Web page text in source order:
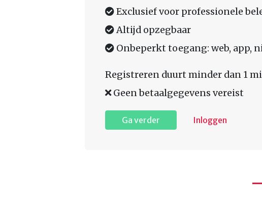
Exclusief voor professionele
Altijd opzegbaar
Onbeperkt toegang: web, app,
Registreren duurt minder dan 1
Geen betaalgegevens vereist
Ga verder Inloggen